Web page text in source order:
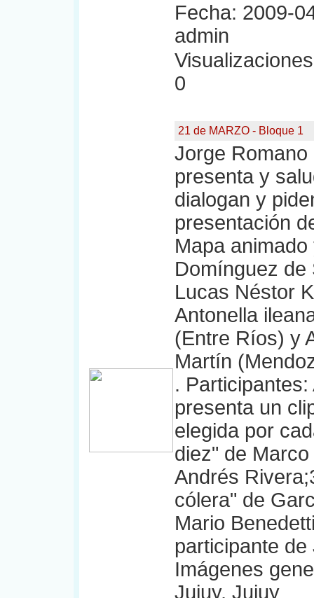
Fecha: 2009-
admin
0
21 de MARZO - Bloque 1
Jorge
presenta y
dialogan y
presentación
Mapa
Domínguez de
Lucas Néstor
Antonella
(Entre Ríos) y
Martín
.
presenta un
elegida por
diez" de
Andrés
cólera" de
Mario
participante
Imágenes
Jujuy, Jujuy